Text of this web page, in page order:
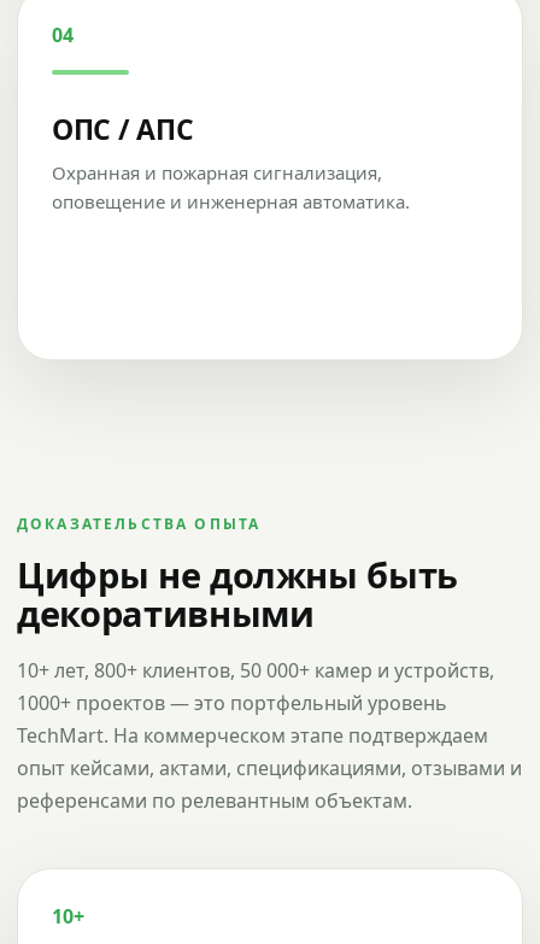
04
ОПС / АПС
Охранная и пожарная сигнализация,
оповещение и инженерная автоматика.
ДОКАЗАТЕЛЬСТВА ОПЫТА
Цифры не должны быть
декоративными
10+ лет, 800+ клиентов, 50 000+ камер и устройств,
1000+ проектов — это портфельный уровень
TechMart. На коммерческом этапе подтверждаем
опыт кейсами, актами, спецификациями, отзывами и
референсами по релевантным объектам.
10+